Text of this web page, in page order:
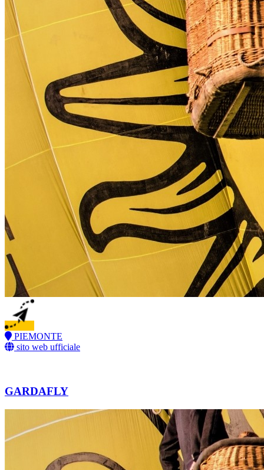
PIEMONTE
sito web ufficiale
GARDAFLY